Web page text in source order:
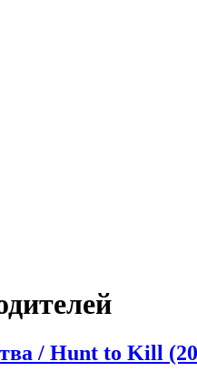
/ Hunt to Kill